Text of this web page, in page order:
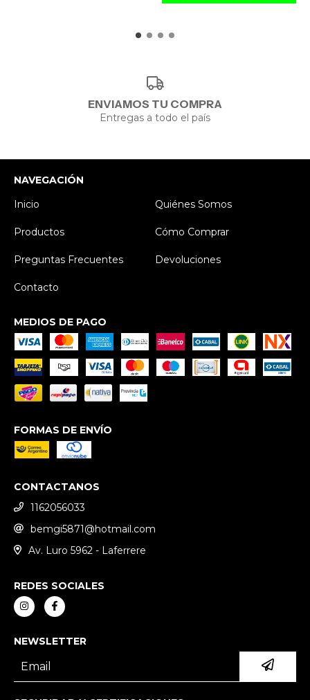
ENVIAMOS TU COMPRA
Entregas a todo el país
NAVEGACIÓN
Inicio
Quiénes Somos
Productos Cómo Comprar
Preguntas Frecuentes Devoluciones
Contacto
MEDIOS DE PAGO
FORMAS DE ENVÍO
CONTACTANOS
1162056033
bemgi5871@hotmail.com
Av. Luro 5962 - Laferrere
REDES SOCIALES
NEWSLETTER